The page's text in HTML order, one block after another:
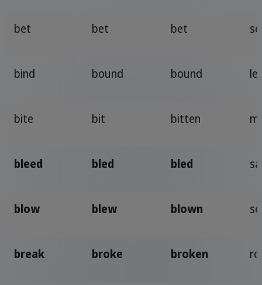
bet bet bet
bind bound bound
bite bit bitten
bleed bled bled
blow blew blown
break broke broken